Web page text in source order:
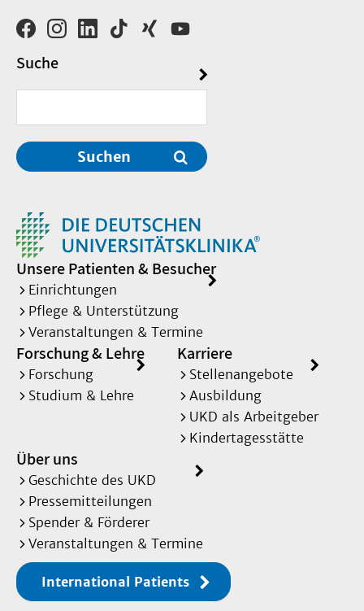
Suche
Suchen
Unsere Patienten & Besucher
Einrichtungen
Pflege & Unterstützung
Veranstaltungen & Termine
Forschung & Lehre
Forschung
Studium & Lehre
Karriere
Stellenangebote
Ausbildung
UKD als Arbeitgeber
Kindertagesstätte
Über uns
Geschichte des UKD
Pressemitteilungen
Spender & Förderer
Veranstaltungen & Termine
International Patients